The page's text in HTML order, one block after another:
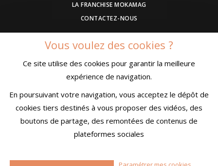
LA FRANCHISE MOKAMAG
CONTACTEZ-NOUS
DEVENEZ ANNONCEUR
COMMUNIQUEZ UN EVENEMENT
CONDITIONS GÉNÉRALES DE VENTE
MENTIONS LÉGALES
CONFIDENTIALITÉ
© MokaMag
Vous voulez des cookies ?
Ce site utilise des cookies pour garantir la meilleure
expérience de navigation.
En poursuivant votre navigation, vous acceptez le dépôt de
cookies tiers destinés à vous proposer des vidéos, des
boutons de partage, des remontées de contenus de
plateformes sociales